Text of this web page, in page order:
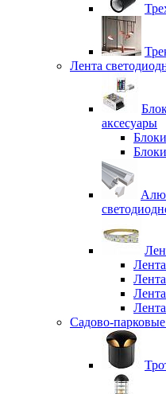
Лента
аксесуары
Садово-